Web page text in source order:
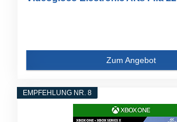
Zum Angebot
EMPFEHLUNG NR. 8